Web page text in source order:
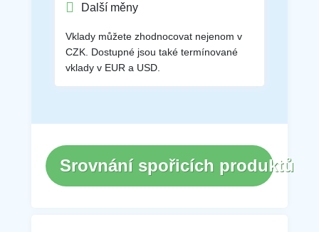
Další měny
Vklady můžete zhodnocovat nejenom v
CZK. Dostupné jsou také termínované
vklady v EUR a USD.
Srovnání spořicích produktů